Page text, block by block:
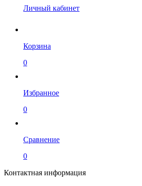
Личный кабинет
Корзина
0
Избранное
0
Сравнение
0
Контактная информация